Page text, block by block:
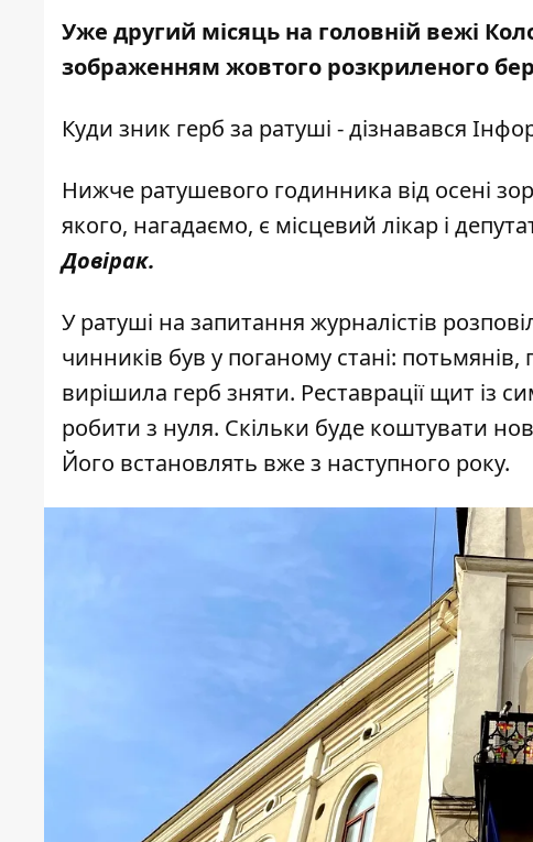
Уже другий місяць на головній вежі
зображенням жовтого розкриленого
Куди зник герб за ратуші - дізнавався
Нижче ратушевого годинника від осені
якого, нагадаємо, є місцевий лікар і
Довірак.
У ратуші на запитання журналістів
чинників був у поганому стані:
вирішила герб зняти. Реставрації щит із
робити з нуля. Скільки буде коштувати
Його встановлять вже з наступного року.